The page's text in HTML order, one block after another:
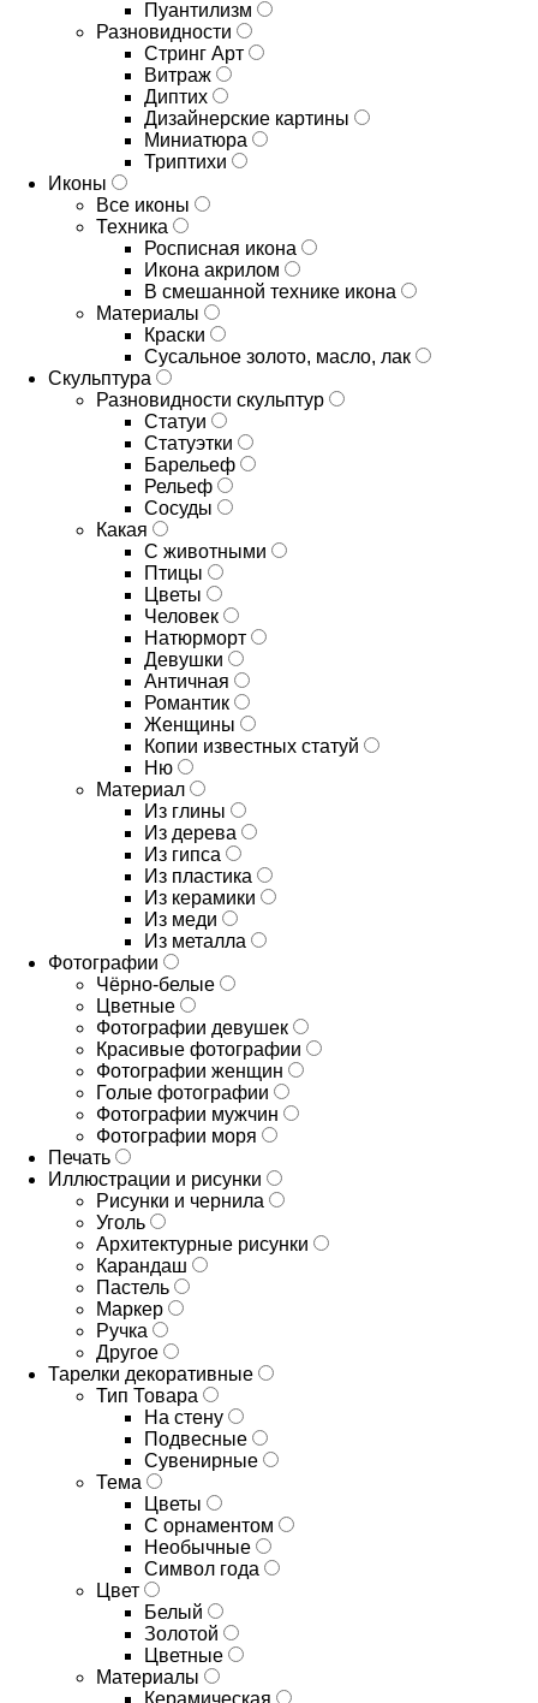
Пуантилизм
Разновидности
Стринг Арт
Витраж
Диптих
Дизайнерские картины
Миниатюра
Триптихи
Иконы
Все иконы
Техника
Росписная икона
Икона акрилом
В смешанной технике икона
Материалы
Краски
Сусальное золото, масло, лак
Скульптура
Разновидности скульптур
Статуи
Статуэтки
Барельеф
Рельеф
Сосуды
Какая
С животными
Птицы
Цветы
Человек
Натюрморт
Девушки
Античная
Романтик
Женщины
Копии известных статуй
Ню
Материал
Из глины
Из дерева
Из гипса
Из пластика
Из керамики
Из меди
Из металла
Фотографии
Чёрно-белые
Цветные
Фотографии девушек
Красивые фотографии
Фотографии женщин
Голые фотографии
Фотографии мужчин
Фотографии моря
Печать
Иллюстрации и рисунки
Рисунки и чернила
Уголь
Архитектурные рисунки
Карандаш
Пастель
Маркер
Ручка
Другое
Тарелки декоративные
Тип Товара
На стену
Подвесные
Сувенирные
Тема
Цветы
С орнаментом
Необычные
Символ года
Цвет
Белый
Золотой
Цветные
Материалы
Керамическая